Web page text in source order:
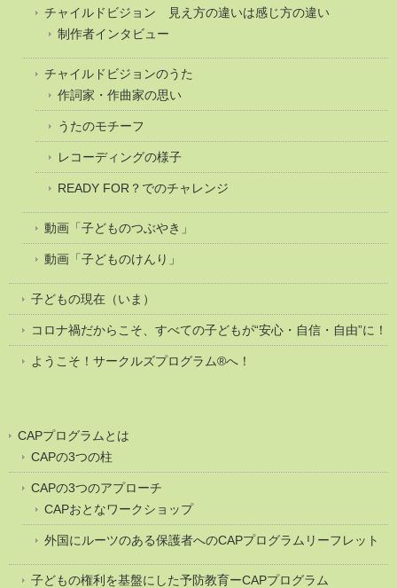
チャイルドビジョン 見え方の違いは感じ方の違い
制作者インタビュー
チャイルドビジョンのうた
作詞家・作曲家の思い
うたのモチーフ
レコーディングの様子
READY FOR？でのチャレンジ
動画「子どものつぶやき」
動画「子どものけんり」
子どもの現在（いま）
コロナ禍だからこそ、すべての子どもが“安心・自信・自由”に！
ようこそ！サークルズプログラム®へ！
CAPプログラムとは
CAPの3つの柱
CAPの3つのアプローチ
CAPおとなワークショップ
外国にルーツのある保護者へのCAPプログラムリーフレット
子どもの権利を基盤にした予防教育ーCAPプログラム